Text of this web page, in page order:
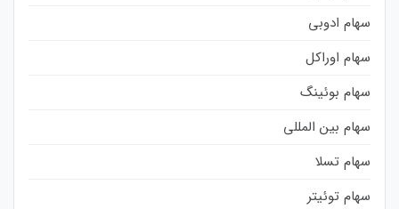
سهام ادوبی
سهام اوراکل
سهام بوئینگ
سهام بین المللی
سهام تسلا
سهام توئیتر